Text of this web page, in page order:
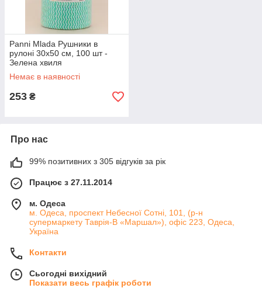
Panni Mlada Рушники в
рулоні 30х50 см, 100 шт -
Зелена хвиля
Немає в наявності
253 ₴
Про нас
99% позитивних з 305 відгуків за рік
Працює з 27.11.2014
м. Одеса
м. Одеса, проспект Небесної Сотні, 101, (р-н
супермаркету Таврія-В «Маршал»), офіс 223, Одеса,
Україна
Контакти
Сьогодні вихідний
Показати весь графік роботи